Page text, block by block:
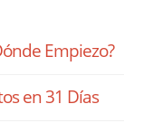
Empiezo?
en 31 Días